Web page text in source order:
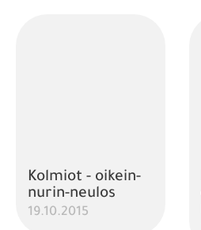
Kolmiot - oikein-
nurin-neulos
19.10.2015